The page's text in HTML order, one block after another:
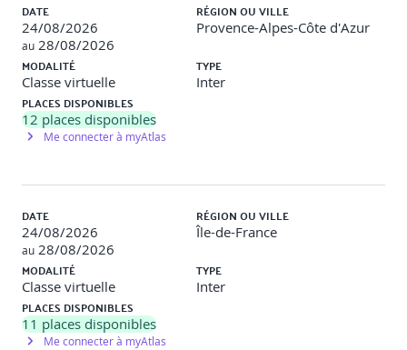
DATE
24/08/2026
au 28/08/2026
RÉGION OU VILLE
Provence-Alpes-Côte d'Azur
MODALITÉ
Classe virtuelle
TYPE
Inter
PLACES DISPONIBLES
12 places disponibles
Me connecter à myAtlas
DATE
24/08/2026
au 28/08/2026
RÉGION OU VILLE
Île-de-France
MODALITÉ
Classe virtuelle
TYPE
Inter
PLACES DISPONIBLES
11 places disponibles
Me connecter à myAtlas